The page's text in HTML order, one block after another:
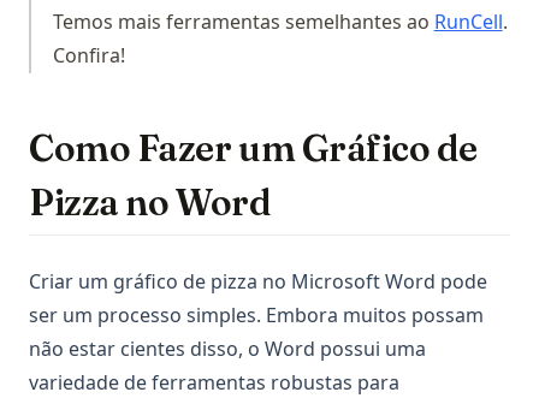
Temos mais ferramentas semelhantes ao RunCell.
Confira!
Como Fazer um Gráfico de
Pizza no Word
Criar um gráfico de pizza no Microsoft Word pode
ser um processo simples. Embora muitos possam
não estar cientes disso, o Word possui uma
variedade de ferramentas robustas para